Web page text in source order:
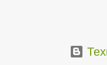
сосредоточены на